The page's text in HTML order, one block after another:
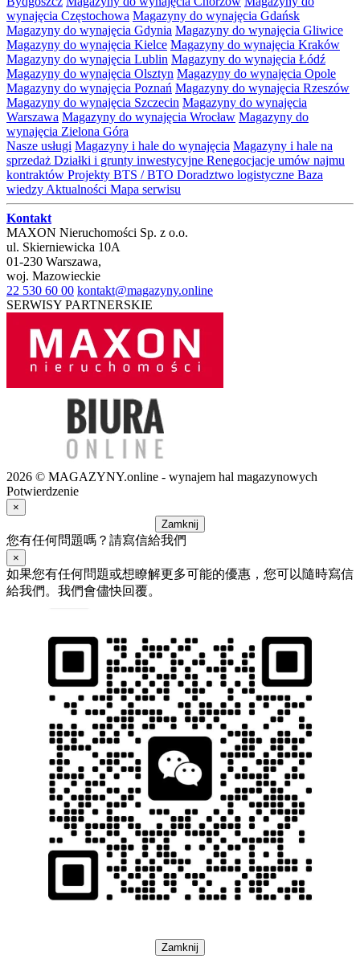
wynajęcia Częstochowa Magazyny do wynajęcia Gdańsk
Magazyny do wynajęcia Gdynia Magazyny do wynajęcia Gliwice
Magazyny do wynajęcia Kielce Magazyny do wynajęcia Kraków
Magazyny do wynajęcia Lublin Magazyny do wynajęcia Łódź
Magazyny do wynajęcia Olsztyn Magazyny do wynajęcia Opole
Magazyny do wynajęcia Poznań Magazyny do wynajęcia Rzeszów
Magazyny do wynajęcia Szczecin Magazyny do wynajęcia
Warszawa Magazyny do wynajęcia Wrocław Magazyny do
wynajęcia Zielona Góra
Nasze usługi Magazyny i hale do wynajęcia Magazyny i hale na
sprzedaż Działki i grunty inwestycyjne Renegocjacje umów najmu
kontraktów Projekty BTS / BTO Doradztwo logistyczne Baza
wiedzy Aktualności Mapa serwisu
Kontakt
MAXON Nieruchomości Sp. z o.o.
ul. Skierniewicka 10A
01-230 Warszawa,
woj. Mazowieckie
22 530 60 00 kontakt@magazyny.online
SERWISY PARTNERSKIE
2026 © MAGAZYNY.online - wynajem hal magazynowych
Potwierdzenie
×
Zamknij
您有任何問題嗎？請寫信給我們
×
如果您有任何問題或想瞭解更多可能的優惠，您可以隨時寫信
給我們。我們會儘快回覆。
Zamknij